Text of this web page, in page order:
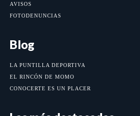
AVISOS
FOTODENUNCIAS
Blog
LA PUNTILLA DEPORTIVA
EL RINCÓN DE MOMO
CONOCERTE ES UN PLACER